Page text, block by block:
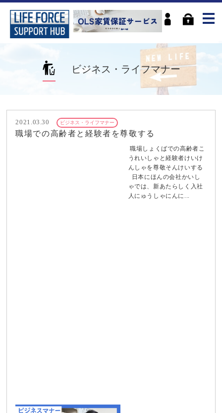
ビジネス・ライフマナー
2021.03.30 ビジネス・ライフマナー
職場での高齢者と経験者を尊敬する
職場しょくばでの高齢者こ
うれいしゃと経験者けいけ
んしゃを尊敬そんけいする
日本にほんの会社かいし
ゃでは、新あたらしく入社
人にゅうしゃにんに...